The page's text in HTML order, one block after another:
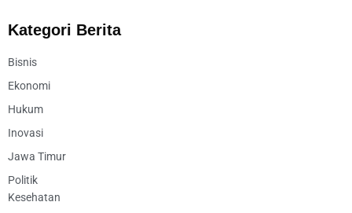
Kategori Berita
Bisnis
Ekonomi
Hukum
Inovasi
Jawa Timur
Politik
Kesehatan